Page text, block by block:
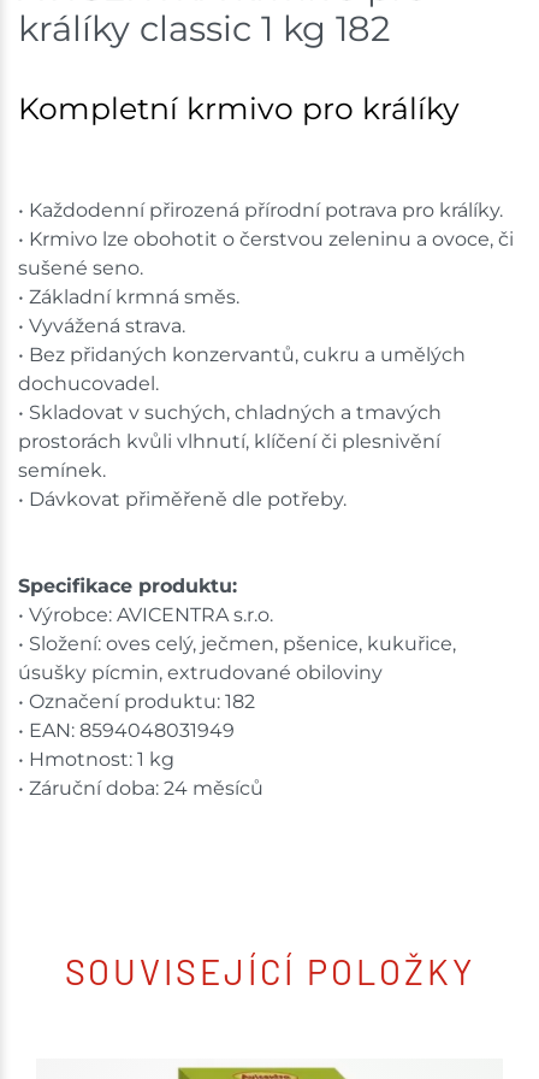
Skladem na prodejně - doručení do 7 dnů
20 ks
Mohelnice
Skladem na prodejně - doručení do 7 dnů
3 ks
Nové Město
Skladem na prodejně - doručení do 7 dnů
Velká Bíteš
Skladem na prodejně - doručení do 7 dnů
4 ks
shopu.
králíky classic 1 kg 182
Kompletní krmivo pro králíky
• Každodenní přirozená přírodní potrava pro králíky.
• Krmivo lze obohotit o čerstvou zeleninu a ovoce, či
sušené seno.
• Základní krmná směs.
• Vyvážená strava.
• Bez přidaných konzervantů, cukru a umělých
dochucovadel.
• Skladovat v suchých, chladných a tmavých
prostorách kvůli vlhnutí, klíčení či plesnivění
semínek.
• Dávkovat přiměřeně dle potřeby.
Specifikace produktu:
• Výrobce: AVICENTRA s.r.o.
• Složení: oves celý, ječmen, pšenice, kukuřice,
úsušky pícmin, extrudované obiloviny
• Označení produktu: 182
• EAN: 8594048031949
• Hmotnost: 1 kg
• Záruční doba: 24 měsíců
SOUVISEJÍCÍ POLOŽKY